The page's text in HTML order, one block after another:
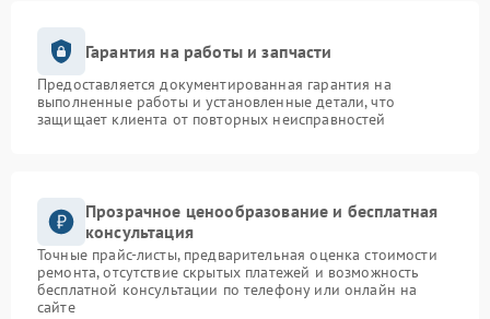
Гарантия на работы и запчасти
Предоставляется документированная гарантия на
выполненные работы и установленные детали, что
защищает клиента от повторных неисправностей
Прозрачное ценообразование и бесплатная
консультация
Точные прайс-листы, предварительная оценка стоимости
ремонта, отсутствие скрытых платежей и возможность
бесплатной консультации по телефону или онлайн на
сайте